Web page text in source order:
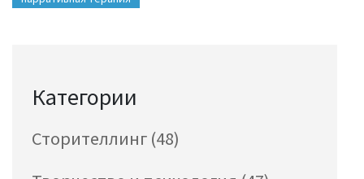
Категории
Сторителлинг (48)